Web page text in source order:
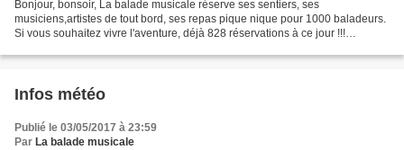
Bonjour, bonsoir, La balade musicale réserve ses sentiers, ses
musiciens,artistes de tout bord, ses repas pique nique pour 1000 baladeurs.
Si vous souhaitez vivre l'aventure, déjà 828 réservations à ce jour !!!
Infos météo
Publié le 03/05/2017 à 23:59
Par La balade musicale